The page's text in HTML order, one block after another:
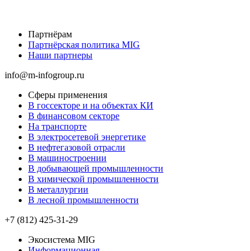
Партнёрам
Партнёрская политика MIG
Наши партнеры
info@m-infogroup.ru
Сферы применения
В госсекторе и на объектах КИ
В финансовом секторе
На транспорте
В электросетевой энергетике
В нефтегазовой отрасли
В машиностроении
В добывающей промышленности
В химической промышленности
В металлургии
В лесной промышленности
+7 (812) 425-31-29
Экосистема MIG